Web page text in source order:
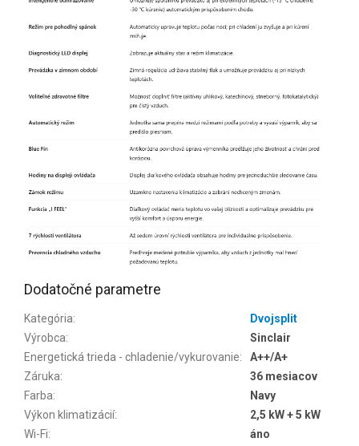
Dodatočné parametre
Kategória:
Dvojsplit
Výrobca:
Sinclair
Energetická trieda - chladenie/vykurovanie:
A++/A+
Záruka:
36 mesiacov
Farba:
Navy
Výkon klimatizácií:
2,5 kW + 5 kW
Wi-Fi: áno